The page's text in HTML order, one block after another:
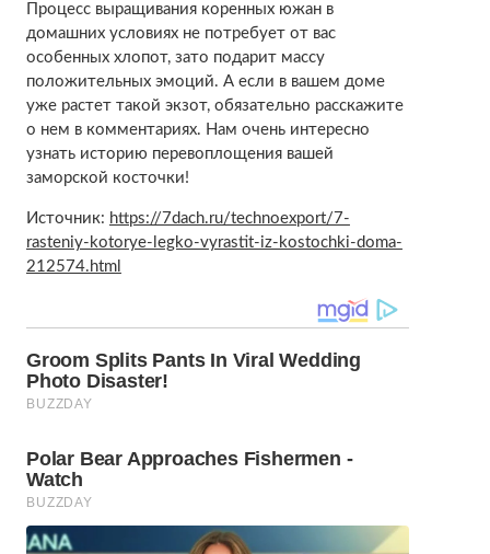
Процесс выращивания коренных южан в
домашних условиях не потребует от вас
особенных хлопот, зато подарит массу
положительных эмоций. А если в вашем доме
уже растет такой экзот, обязательно расскажите
о нем в комментариях. Нам очень интересно
узнать историю перевоплощения вашей
заморской косточки!
Источник: https://7dach.ru/technoexport/7-
rasteniy-kotorye-legko-vyrastit-iz-kostochki-doma-
212574.html